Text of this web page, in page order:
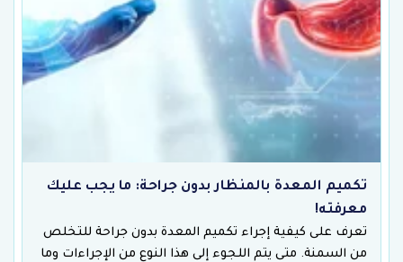
تكميم المعدة بالمنظار بدون جراحة: ما يجب عليك
معرفته!
تعرف على كيفية إجراء تكميم المعدة بدون جراحة للتخلص
من السمنة. متى يتم اللجوء إلى هذا النوع من الإجراءات وما